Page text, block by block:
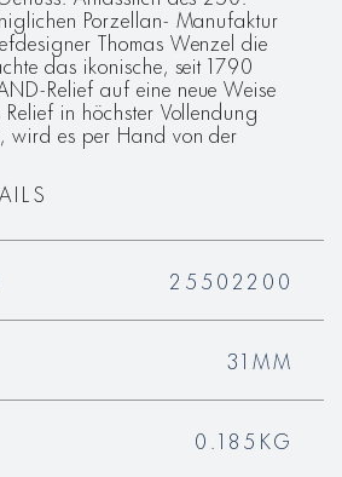
Porzellan- Manufaktur
Thomas Wenzel die
das ikonische, seit 1790
Relief auf eine neue Weise
in höchster Vollendung
wird es per Hand von der
25502200
31MM
0.185KG